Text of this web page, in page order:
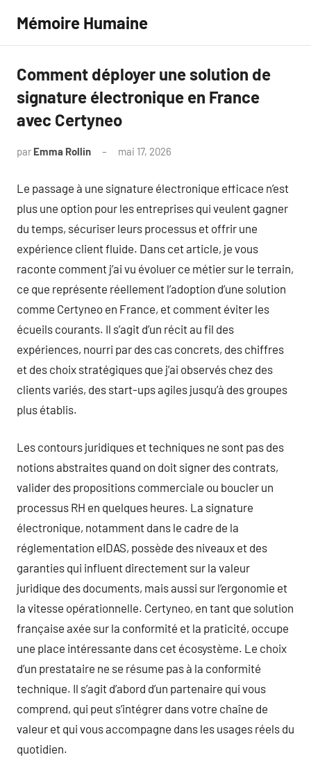
contenu
Mémoire Humaine
Comment déployer une solution de
signature électronique en France
avec Certyneo
par Emma Rollin mai 17, 2026
Le passage à une signature électronique efficace n’est
plus une option pour les entreprises qui veulent gagner
du temps, sécuriser leurs processus et offrir une
expérience client fluide. Dans cet article, je vous
raconte comment j’ai vu évoluer ce métier sur le terrain,
ce que représente réellement l’adoption d’une solution
comme Certyneo en France, et comment éviter les
écueils courants. Il s’agit d’un récit au fil des
expériences, nourri par des cas concrets, des chiffres
et des choix stratégiques que j’ai observés chez des
clients variés, des start-ups agiles jusqu’à des groupes
plus établis.
Les contours juridiques et techniques ne sont pas des
notions abstraites quand on doit signer des contrats,
valider des propositions commerciale ou boucler un
processus RH en quelques heures. La signature
électronique, notamment dans le cadre de la
réglementation eIDAS, possède des niveaux et des
garanties qui influent directement sur la valeur
juridique des documents, mais aussi sur l’ergonomie et
la vitesse opérationnelle. Certyneo, en tant que solution
française axée sur la conformité et la praticité, occupe
une place intéressante dans cet écosystème. Le choix
d’un prestataire ne se résume pas à la conformité
technique. Il s’agit d’abord d’un partenaire qui vous
comprend, qui peut s’intégrer dans votre chaîne de
valeur et qui vous accompagne dans les usages réels du
quotidien.